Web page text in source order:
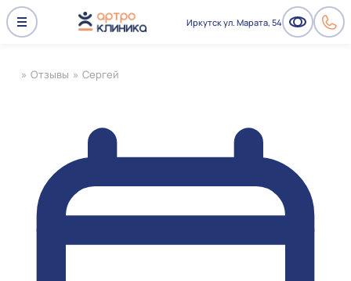
Иркутск ул. Марата, 54
» Отзывы » Сергей